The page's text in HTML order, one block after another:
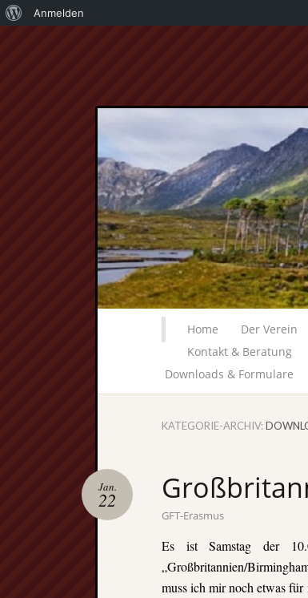
Home Der Verein
Kontakt & Beratung
Downloads & Formulare
KATEGORIE-ARCHIV:
Jan.
22
GFT-Erasmus
Es ist Samstag der
„Großbritannien/
muss ich mir noch etwas für
Über
Anmelden